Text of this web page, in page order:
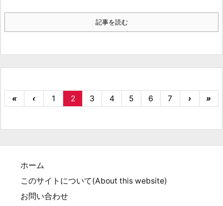
記事を読む
« ‹ 1 2 3 4 5 6 7 › »
ホーム
このサイトについて(About this website)
お問い合わせ